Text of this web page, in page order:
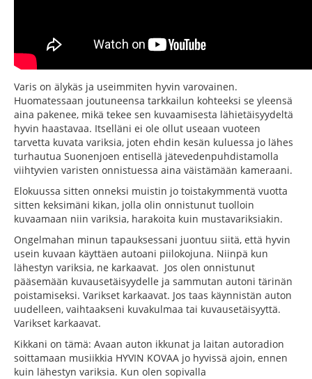
Varis on älykäs ja useimmiten hyvin varovainen.
Huomatessaan joutuneensa tarkkailun kohteeksi se yleensä
aina pakenee, mikä tekee sen kuvaamisesta lähietäisyydeltä
hyvin haastavaa. Itselläni ei ole ollut useaan vuoteen
tarvetta kuvata variksia, joten ehdin kesän kuluessa jo lähes
turhautua Suonenjoen entisellä jätevedenpuhdistamolla
viihtyvien varisten onnistuessa aina väistämään kameraani.
Elokuussa sitten onneksi muistin jo toistakymmentä vuotta
sitten keksimäni kikan, jolla olin onnistunut tuolloin
kuvaamaan niin variksia, harakoita kuin mustavariksiakin.
Ongelmahan minun tapauksessani juontuu siitä, että hyvin
usein kuvaan käyttäen autoani piilokojuna. Niinpä kun
lähestyn variksia, ne karkaavat. Jos olen onnistunut
pääsemään kuvausetäisyydelle ja sammutan autoni tärinän
poistamiseksi. Varikset karkaavat. Jos taas käynnistän auton
uudelleen, vaihtaakseni kuvakulmaa tai kuvausetäisyyttä.
Varikset karkaavat.
Kikkani on tämä: Avaan auton ikkunat ja laitan autoradion
soittamaan musiikkia HYVIN KOVAA jo hyvissä ajoin, ennen
kuin lähestyn variksia. Kun olen sopivalla